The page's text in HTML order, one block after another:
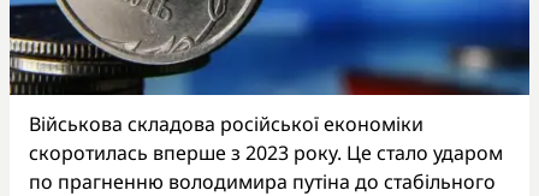
Військова складова російської економіки
скоротилась вперше з 2023 року. Це стало ударом
по прагненню володимира путіна до стабільного